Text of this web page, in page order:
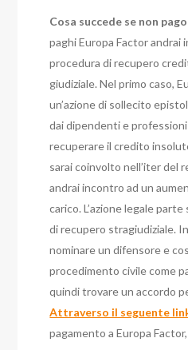
Cosa succede se non
paghi Europa Factor andrai
procedura di recupero
giudiziale. Nel primo caso,
un’azione di sollecito
dai dipendenti e
recuperare il credito
sarai coinvolto nell’iter del
andrai incontro ad un
carico. L’azione legale
di recupero stragiudiziale.
nominare un difensore e
procedimento civile come
quindi trovare un accordo
Attraverso il seguente
pagamento a Europa